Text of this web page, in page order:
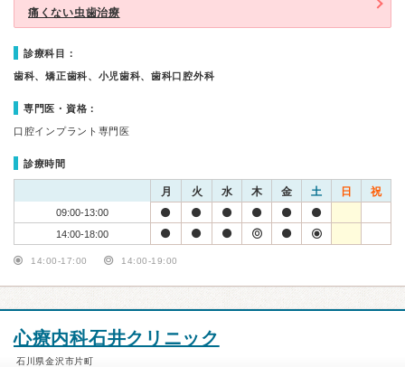
痛くない虫歯治療
診療科目：
歯科、矯正歯科、小児歯科、歯科口腔外科
専門医・資格：
口腔インプラント専門医
診療時間
月 火 水 木 金 土 日 祝
09:00-13:00
14:00-18:00
14:00-17:00 14:00-19:00
心療内科石井クリニック
石川県金沢市片町